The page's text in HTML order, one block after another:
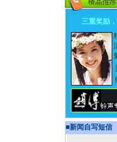
三重奖励
■新闻自写短信